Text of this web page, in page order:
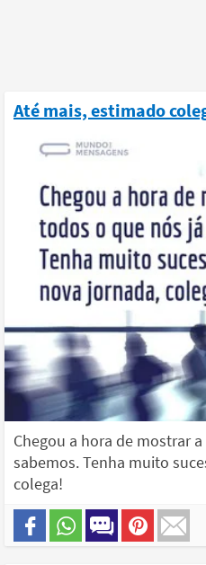
Até mais, estimado
Chegou a hora de mostrar
sabemos. Tenha muito
colega!